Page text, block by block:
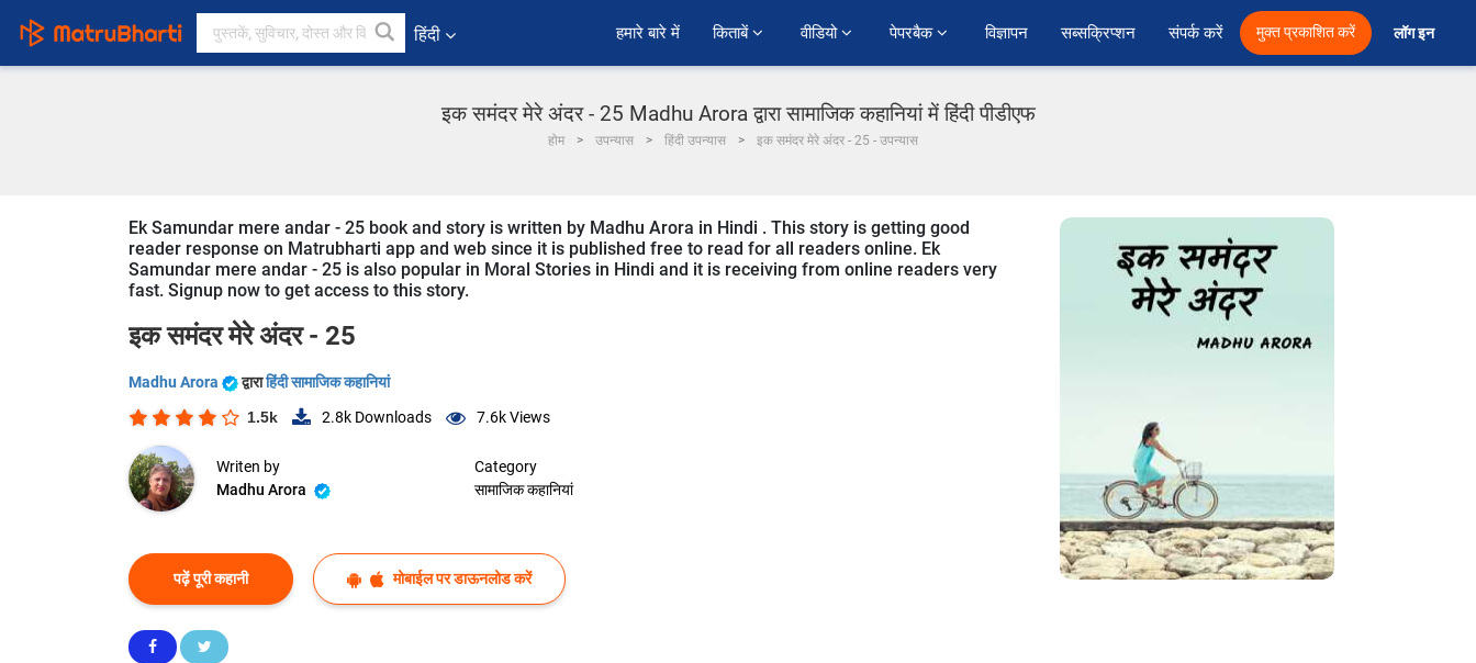
हिंदी हमारे बारे में किताबें वीडियो पेपरबैक विज्ञापन सब्सक्रिप्शन संपर्क करें मुक्त प्रकाशित करें लॉग इन
इक समंदर मेरे अंदर - 25 Madhu Arora द्वारा सामाजिक कहानियां में हिंदी पीडीएफ
होम उपन्यास हिंदी उपन्यास इक समंदर मेरे अंदर - 25 - उपन्यास
Ek Samundar mere andar - 25 book and story is written by Madhu Arora in Hindi . This story is getting good
reader response on Matrubharti app and web since it is published free to read for all readers online. Ek
Samundar mere andar - 25 is also popular in Moral Stories in Hindi and it is receiving from online readers very
fast. Signup now to get access to this story.
इक समंदर मेरे अंदर - 25
Madhu Arora द्वाराहिंदी सामाजिक कहानियां
1.5k 2.8k Downloads 7.6kViews
Writen by
Madhu Arora
Category
सामाजिक कहानियां
पढ़ें पूरी कहानी मोबाईल पर डाऊनलोड करें